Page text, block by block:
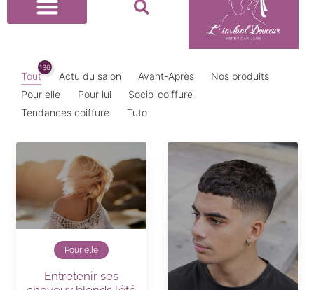
Tout
136
Actu du salon Avant-Après
Nos produits
Pour elle
Pour lui
Socio-coiffure
Tendances coiffure
Tuto
Pour elle
Entretenir ses